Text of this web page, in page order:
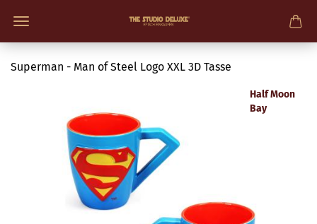
Superman - Man of Steel Logo XXL 3D Tasse
Half Moon
Bay